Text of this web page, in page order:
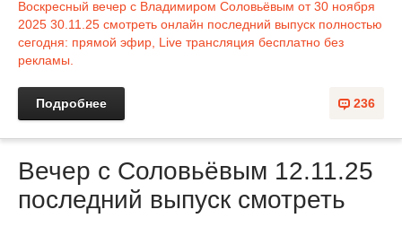
Воскресный вечер с Владимиром Соловьёвым от 30 ноября
2025 30.11.25 смотреть онлайн последний выпуск полностью
сегодня: прямой эфир, Live трансляция бесплатно без
рекламы.
236
Подробнее
Вечер с Соловьёвым 12.11.25
последний выпуск смотреть